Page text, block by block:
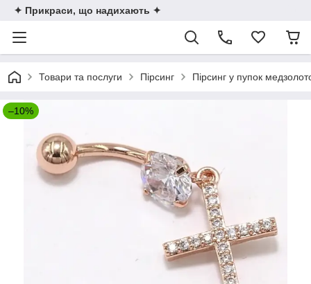
✦ Прикраси, що надихають ✦
Товари та послуги Пірсинг Пірсинг у пупок
–10%